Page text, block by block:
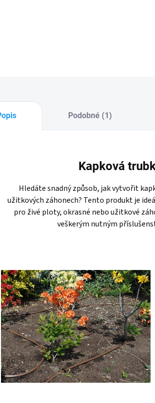
Podobné (1)
Kapková
Hledáte snadný způsob, jak vytvořit
užitkových záhonech? Tento produkt je
pro živé ploty, okrasné nebo užitkové
veškerým nutným